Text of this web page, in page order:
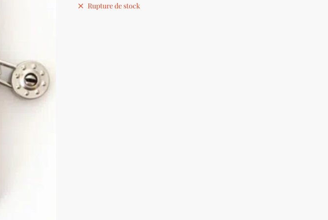
Rupture de stock